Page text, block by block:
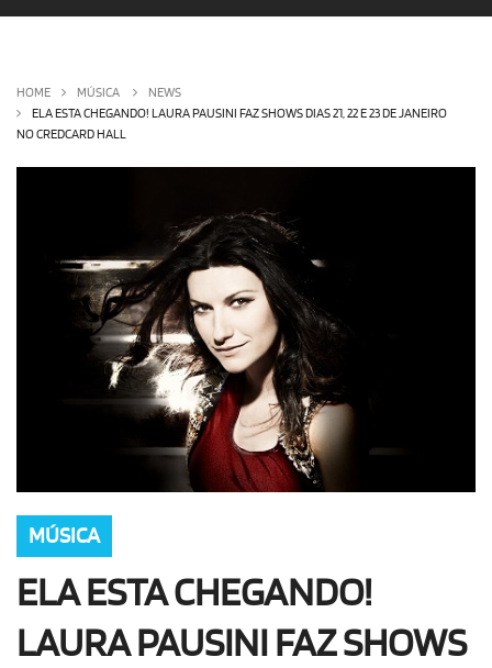
OLHA ISSO! EU QUERO!
HOME MÚSICA
NEWS
ELA ESTA CHEGANDO! LAURA PAUSINI FAZ SHOWS DIAS 21, 22 E 23 DE JANEIRO
NO CREDCARD HALL
MÚSICA
ELA ESTA CHEGANDO!
LAURA PAUSINI FAZ SHOWS